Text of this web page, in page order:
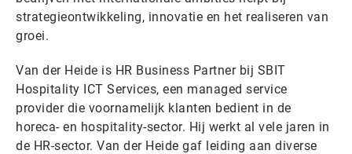
strategieontwikkeling, innovatie en het realiseren van
groei.
Van der Heide is HR Business Partner bij SBIT
Hospitality ICT Services, een managed service
provider die voornamelijk klanten bedient in de
horeca- en hospitality-sector. Hij werkt al vele jaren in
de HR-sector. Van der Heide gaf leiding aan diverse